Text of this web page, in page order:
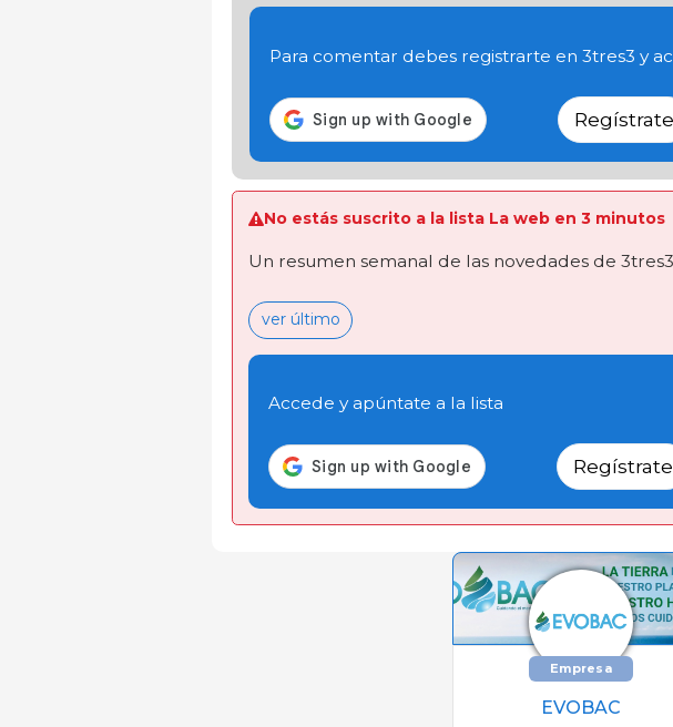
Para comentar debes registrarte en 3tres3 y
Regístrate
No estás suscrito a la lista La web en 3 minutos
Un resumen semanal de las novedades de
ver último
Accede y apúntate a la lista
Regístrate
Empresa
EVOBAC